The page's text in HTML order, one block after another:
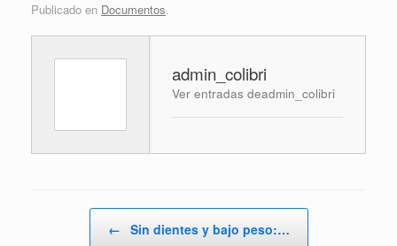
Publicado en Documentos.
admin_colibri
Ver entradas deadmin_colibri
← Sin dientes y bajo peso:…